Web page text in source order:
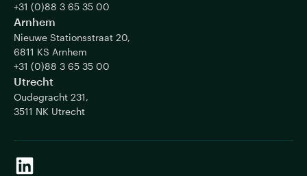
+31 (0)88 3 65 35 00
Arnhem
Nieuwe Stationsstraat 20,
6811 KS Arnhem
+31 (0)88 3 65 35 00
Utrecht
Oudegracht 231,
3511 NK Utrecht